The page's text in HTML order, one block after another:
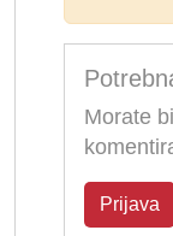
Morate
Prijava